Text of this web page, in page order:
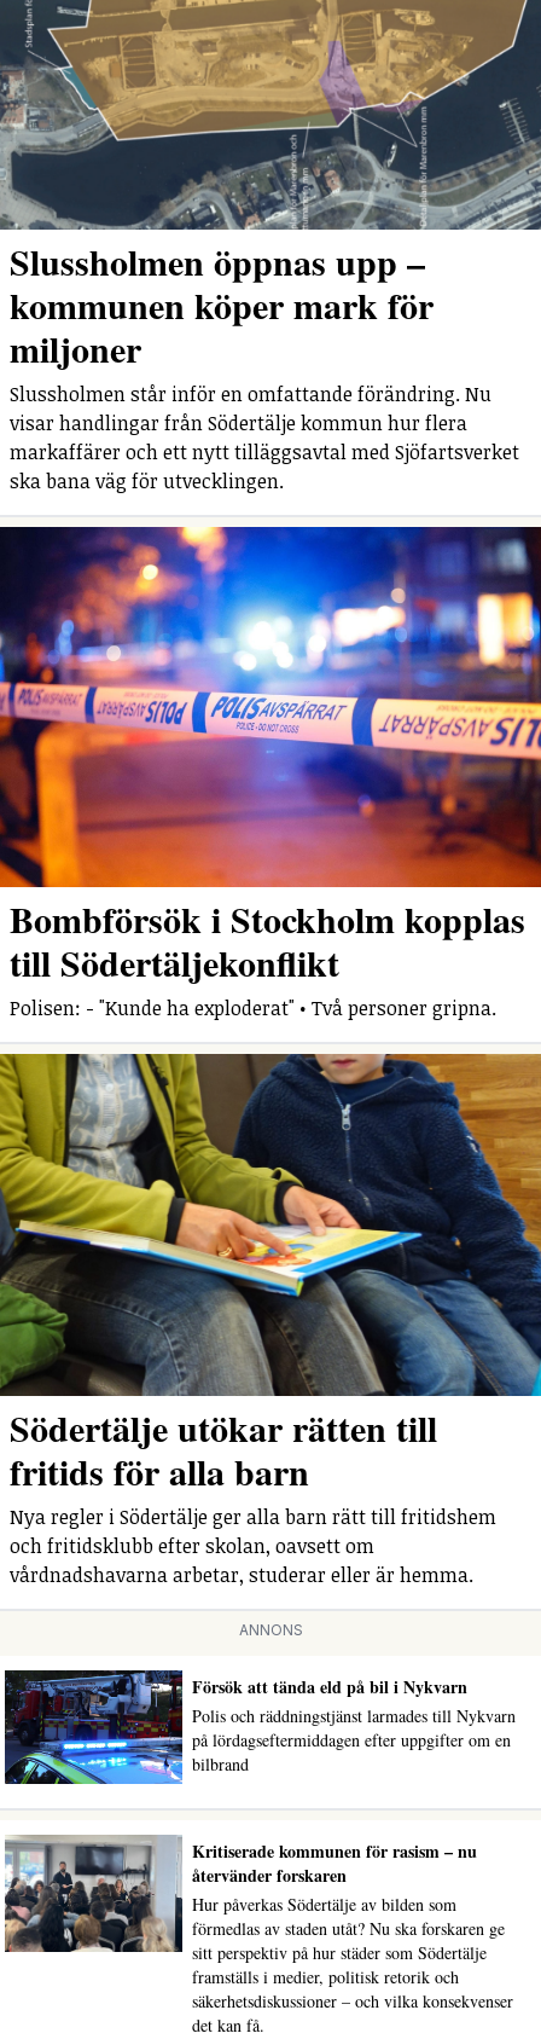
Slussholmen öppnas upp –
kommunen köper mark för
miljoner
Slussholmen står inför en omfattande förändring. Nu
visar handlingar från Södertälje kommun hur flera
markaffärer och ett nytt tilläggsavtal med Sjöfartsverket
ska bana väg för utvecklingen.
Bombförsök i Stockholm kopplas
till Södertäljekonflikt
Polisen: - "Kunde ha exploderat" • Två personer gripna.
Södertälje utökar rätten till
fritids för alla barn
Nya regler i Södertälje ger alla barn rätt till fritidshem
och fritidsklubb efter skolan, oavsett om
vårdnadshavarna arbetar, studerar eller är hemma.
ANNONS
Försök att tända eld på bil i Nykvarn
Polis och räddningstjänst larmades till Nykvarn
på lördagseftermiddagen efter uppgifter om en
bilbrand
Kritiserade kommunen för rasism – nu
återvänder forskaren
Hur påverkas Södertälje av bilden som
förmedlas av staden utåt? Nu ska forskaren ge
sitt perspektiv på hur städer som Södertälje
framställs i medier, politisk retorik och
säkerhetsdiskussioner – och vilka konsekvenser
det kan få.